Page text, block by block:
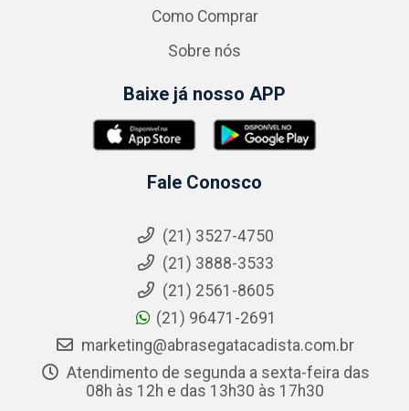
Como Comprar
Sobre nós
Baixe já nosso APP
Fale Conosco
(21) 3527-4750
(21) 3888-3533
(21) 2561-8605
(21) 96471-2691
marketing@abrasegatacadista.com.br
Atendimento de segunda a sexta-feira das
08h às 12h e das 13h30 às 17h30